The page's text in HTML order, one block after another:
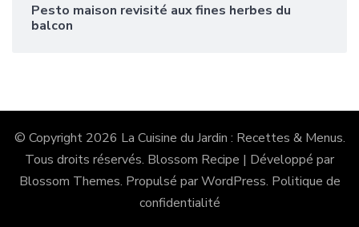
Pesto maison revisité aux fines herbes du
balcon
© Copyright 2026 La Cuisine du Jardin : Recettes & Menus.
Tous droits réservés. Blossom Recipe | Développé par
Blossom Themes. Propulsé parWordPress. Politique de
confidentialité